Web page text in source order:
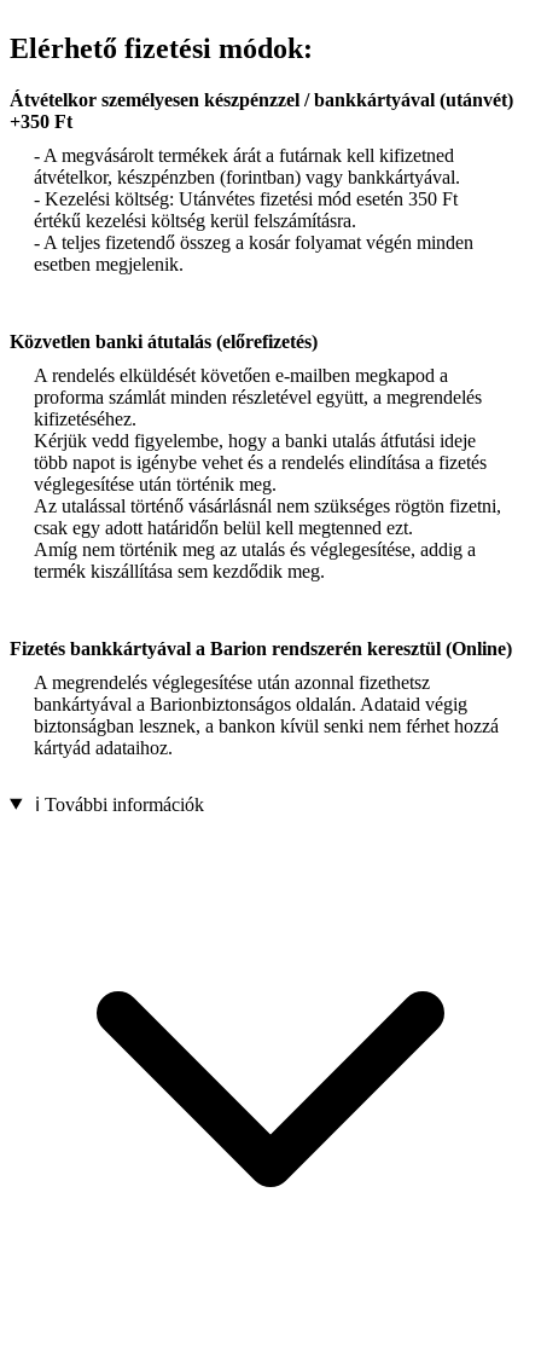
Elérhető fizetési módok:
Átvételkor személyesen készpénzzel / bankkártyával (utánvét)
+350 Ft
- A megvásárolt termékek árát a futárnak kell kifizetned
átvételkor, készpénzben (forintban) vagy bankkártyával.
- Kezelési költség: Utánvétes fizetési mód esetén 350 Ft
értékű kezelési költség kerül felszámításra.
- A teljes fizetendő összeg a kosár folyamat végén minden
esetben megjelenik.
Közvetlen banki átutalás (előrefizetés)
A rendelés elküldését követően e-mailben megkapod a
proforma számlát minden részletével együtt, a megrendelés
kifizetéséhez.
Kérjük vedd figyelembe, hogy a banki utalás átfutási ideje
több napot is igénybe vehet és a rendelés elindítása a fizetés
véglegesítése után történik meg.
Az utalással történő vásárlásnál nem szükséges rögtön fizetni,
csak egy adott határidőn belül kell megtenned ezt.
Amíg nem történik meg az utalás és véglegesítése, addig a
termék kiszállítása sem kezdődik meg.
Fizetés bankkártyával a Barion rendszerén keresztül (Online)
A megrendelés véglegesítése után azonnal fizethetsz
bankártyával a Barionbiztonságos oldalán. Adataid végig
biztonságban lesznek, a bankon kívül senki nem férhet hozzá
kártyád adataihoz.
ℹ️ További információk